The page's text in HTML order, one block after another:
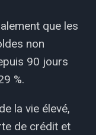
que les
non
90 jours
%.
la vie élevé,
de crédit et